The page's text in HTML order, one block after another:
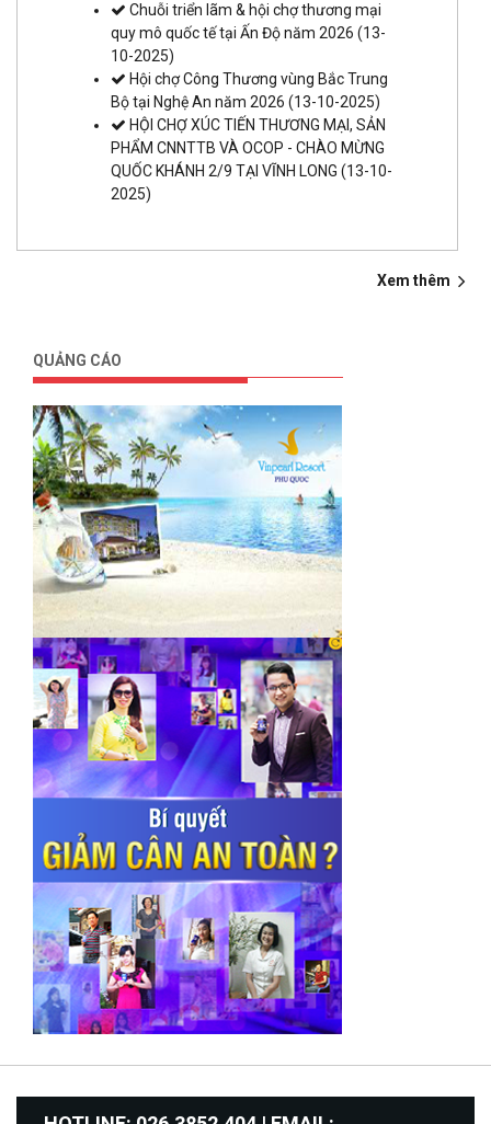
Chuỗi triển lãm & hội chợ thương mại
quy mô quốc tế tại Ấn Độ năm 2026 (13-
10-2025)
Hội chợ Công Thương vùng Bắc Trung
Bộ tại Nghệ An năm 2026 (13-10-2025)
HỘI CHỢ XÚC TIẾN THƯƠNG MẠI, SẢN
PHẨM CNNTTB VÀ OCOP - CHÀO MỪNG
QUỐC KHÁNH 2/9 TẠI VĨNH LONG (13-10-
2025)
Xem thêm
QUẢNG CÁO